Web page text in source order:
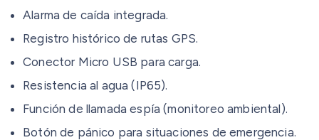
Alarma de caída integrada.
Registro histórico de rutas GPS.
Conector Micro USB para carga.
Resistencia al agua (IP65).
Función de llamada espía (monitoreo ambiental).
Botón de pánico para situaciones de emergencia.